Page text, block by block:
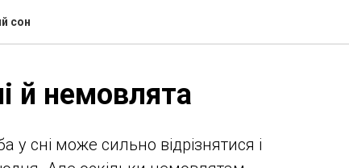
сон
й немовлята
у сні може сильно відрізнятися і